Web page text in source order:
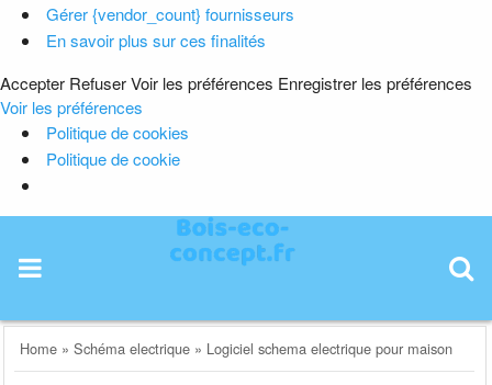
Gérer {vendor_count} fournisseurs
En savoir plus sur ces finalités
Accepter RefuserVoir les préférences Enregistrer les préférences
Voir les préférences
Politique de cookies
Politique de cookie
content
Home »Schéma electrique » Logiciel schema electrique pour maison